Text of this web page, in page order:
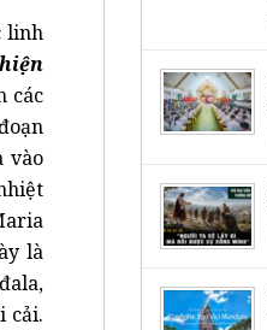
linh
các
vào
là
cải.